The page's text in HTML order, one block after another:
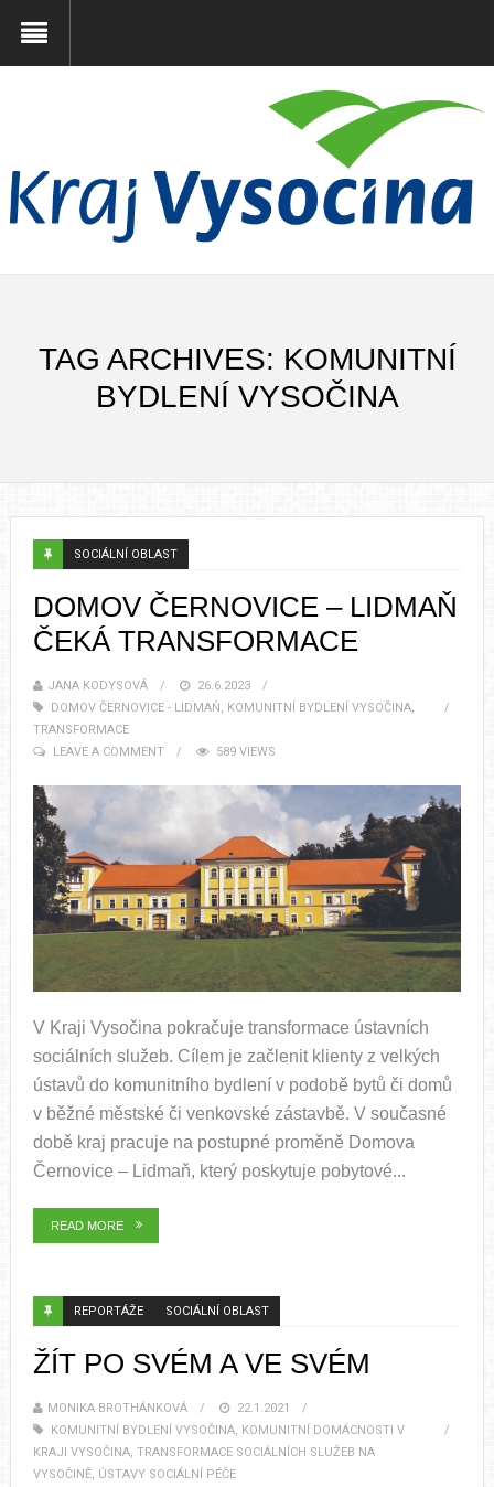
TAG ARCHIVES: KOMUNITNÍ
BYDLENÍ VYSOČINA
SOCIÁLNÍ OBLAST
DOMOV ČERNOVICE – LIDMAŇ
ČEKÁ TRANSFORMACE
JANA KODYSOVÁ
26.6.2023
DOMOV ČERNOVICE - LIDMAŇ , KOMUNITNÍ BYDLENÍ VYSOČINA,
TRANSFORMACE
LEAVE A COMMENT
589 VIEWS
V Kraji Vysočina pokračuje transformace ústavních
sociálních služeb. Cílem je začlenit klienty z velkých
ústavů do komunitního bydlení v podobě bytů či domů
v běžné městské či venkovské zástavbě. V současné
době kraj pracuje na postupné proměně Domova
Černovice – Lidmaň, který poskytuje pobytové...
READ MORE
REPORTÁŽE SOCIÁLNÍ OBLAST
ŽÍT PO SVÉM A VE SVÉM
MONIKA BROTHÁNKOVÁ
22.1.2021
KOMUNITNÍ BYDLENÍ VYSOČINA, KOMUNITNÍ DOMÁCNOSTI V
KRAJI VYSOČINA, TRANSFORMACE SOCIÁLNÍCH SLUŽEB NA
VYSOČINĚ, ÚSTAVY SOCIÁLNÍ PÉČE